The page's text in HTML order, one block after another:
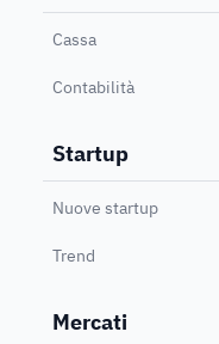
Cassa
Contabilità
Startup
Nuove startup
Trend
Mercati